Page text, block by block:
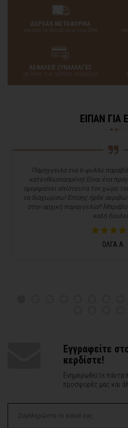
ΔΩΡΕΑΝ ΜΕΤΑΦΟΡΙΚΑ
για όλες τις αγορές άνω των 200€
ΑΣΦΑΛΕΙΣ ΣΥΝΑΛΛΑΓΕΣ
με όλους τους τρόπους πληρωμής
ΕΙΠΑΝ ΓΙΑ
Παρήγγειλα ένα 6-φυλλο
κατενθουσιασμένη! Είναι ένα
ομορφαίνει απίστευτα τον χώρο
να διαχωρίσω! Επίσης ήρθε
στην αρχική παραγγελία!!
καλή
ΟΛΓΑ Α.
Εγγραφείτε
κερδίστε!
Ενημερωθείτε πάντα
προσφορές μας και